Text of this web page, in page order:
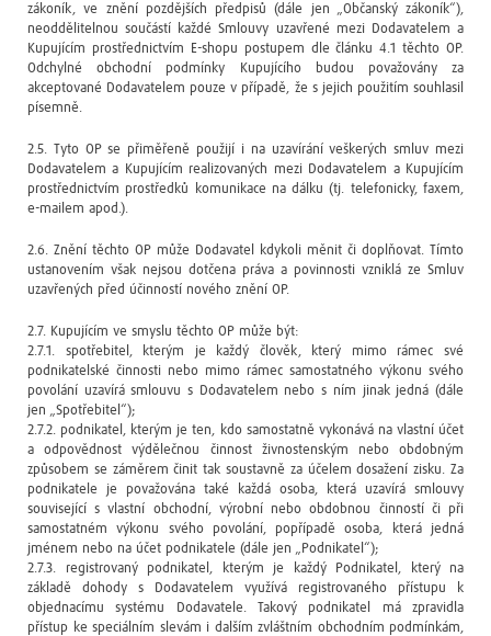
zákoník, ve znění pozdějších předpisů (dále jen „Občanský zákoník“),
neoddělitelnou součástí každé Smlouvy uzavřené mezi Dodavatelem a
Kupujícím prostřednictvím E-shopu postupem dle článku 4.1 těchto OP.
Odchylné obchodní podmínky Kupujícího budou považovány za
akceptované Dodavatelem pouze v případě, že s jejich použitím souhlasil
písemně.
2.5. Tyto OP se přiměřeně použijí i na uzavírání veškerých smluv mezi
Dodavatelem a Kupujícím realizovaných mezi Dodavatelem a Kupujícím
prostřednictvím prostředků komunikace na dálku (tj. telefonicky, faxem,
e-mailem apod.).
2.6. Znění těchto OP může Dodavatel kdykoli měnit či doplňovat. Tímto
ustanovením však nejsou dotčena práva a povinnosti vzniklá ze Smluv
uzavřených před účinností nového znění OP.
2.7. Kupujícím ve smyslu těchto OP může být:
2.7.1. spotřebitel, kterým je každý člověk, který mimo rámec své
podnikatelské činnosti nebo mimo rámec samostatného výkonu svého
povolání uzavírá smlouvu s Dodavatelem nebo s ním jinak jedná (dále
jen „Spotřebitel“);
2.7.2. podnikatel, kterým je ten, kdo samostatně vykonává na vlastní účet
a odpovědnost výdělečnou činnost živnostenským nebo obdobným
způsobem se záměrem činit tak soustavně za účelem dosažení zisku. Za
podnikatele je považována také každá osoba, která uzavírá smlouvy
související s vlastní obchodní, výrobní nebo obdobnou činností či při
samostatném výkonu svého povolání, popřípadě osoba, která jedná
jménem nebo na účet podnikatele (dále jen „Podnikatel“);
2.7.3. registrovaný podnikatel, kterým je každý Podnikatel, který na
základě dohody s Dodavatelem využívá registrovaného přístupu k
objednacímu systému Dodavatele. Takový podnikatel má zpravidla
přístup ke speciálním slevám i dalším zvláštním obchodním podmínkám,